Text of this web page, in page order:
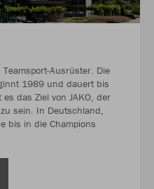
Ausrüster. Die
1989 und dauert bis
das Ziel von JAKO, der
sein. In Deutschland,
bis in die Champions